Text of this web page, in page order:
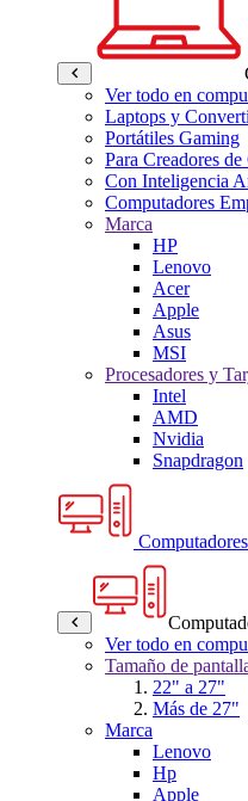
Ver todo en
Laptops y
Portátiles Gaming
Para Creadores
Con Inteligencia
Computadores
Marca
HP
Lenovo
Acer
Apple
Asus
MSI
Procesadores y
Intel
AMD
Nvidia
Snapdragon
Ver todo en
Tamaño de
22" a 27"
Más de 27"
Marca
Lenovo
Hp
Apple